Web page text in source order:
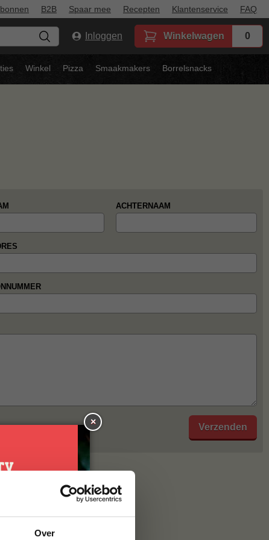
Over
B2B Spaar mee Recepten Klantenservice FAQ
Inloggen Winkelwagen 0
Winkel Pizza Smaakmakers Borrelsnacks
ACHTERNAAM
×